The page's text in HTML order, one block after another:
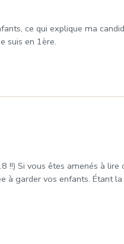
ce qui explique ma
suis en 1ère.
!!) Si vous êtes amenés à lire
à garder vos enfants. Étant